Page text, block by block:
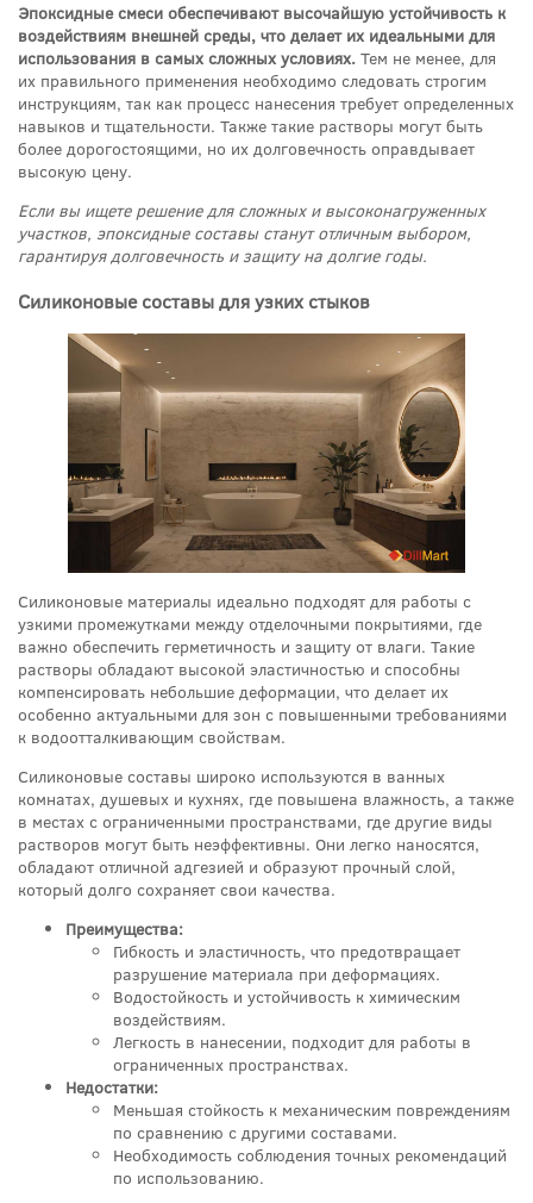
Эпоксидные смеси обеспечивают высочайшую устойчивость к
воздействиям внешней среды, что делает их идеальными для
использования в самых сложных условиях. Тем не менее, для
их правильного применения необходимо следовать строгим
инструкциям, так как процесс нанесения требует определенных
навыков и тщательности. Также такие растворы могут быть
более дорогостоящими, но их долговечность оправдывает
высокую цену.
Если вы ищете решение для сложных и высоконагруженных
участков, эпоксидные составы станут отличным выбором,
гарантируя долговечность и защиту на долгие годы.
Силиконовые составы для узких стыков
Силиконовые материалы идеально подходят для работы с
узкими промежутками между отделочными покрытиями, где
важно обеспечить герметичность и защиту от влаги. Такие
растворы обладают высокой эластичностью и способны
компенсировать небольшие деформации, что делает их
особенно актуальными для зон с повышенными требованиями
к водоотталкивающим свойствам.
Силиконовые составы широко используются в ванных
комнатах, душевых и кухнях, где повышена влажность, а также
в местах с ограниченными пространствами, где другие виды
растворов могут быть неэффективны. Они легко наносятся,
обладают отличной адгезией и образуют прочный слой,
который долго сохраняет свои качества.
Преимущества:
Гибкость и эластичность, что предотвращает
разрушение материала при деформациях.
Водостойкость и устойчивость к химическим
воздействиям.
Легкость в нанесении, подходит для работы в
ограниченных пространствах.
Недостатки:
Меньшая стойкость к механическим повреждениям
по сравнению с другими составами.
Необходимость соблюдения точных рекомендаций
по использованию.